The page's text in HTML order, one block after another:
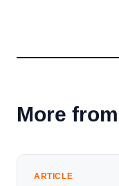
More
ARTICLE